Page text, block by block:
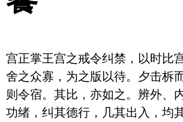
宫正掌王宫之戒令纠禁，以时比
舍之众寡，为之版以待。夕击柝
则令宿。其比，亦如之。辨外、
功绪，纠其德行，几其出入，均